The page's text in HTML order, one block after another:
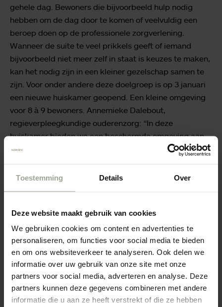
Toestemming Details Over
Deze website maakt gebruik van cookies
We gebruiken cookies om content en advertenties te
personaliseren, om functies voor social media te bieden
en om ons websiteverkeer te analyseren. Ook delen we
informatie over uw gebruik van onze site met onze
partners voor social media, adverteren en analyse. Deze
partners kunnen deze gegevens combineren met andere
informatie die u aan ze heeft verstrekt of die ze hebben
gehele dag. Bewoners die bijvoorbeeld hulp nodig
hebben om de dag door te komen of veelvuldig een
beroep doen op de professionele zorgverlening.
Wanneer de suite te veel prikkels geeft of iemand
bijvoorbeeld niet meer zelf in staat is keuzes te maken,
kan het nodig zijn in een kleiner gezelschap samen te
zijn. Voor onder andere deze doelgroep is op 3 januari
een nieuwe huiskamer geopend. Een kleine omgeving
voor 8 à 9 bewoners. Annemieke Dalebout,
regieverpleegkundige ouderenzorg: “In deze
huiskamer bieden we een beschermde omgeving aan,
waarbij gedurende de dag een zorgmedewerker
De activiteiten van de huiskamer zijn grotendeels
aardappels schillen horen er bij.”.
Passende zorg
Annemieke sluit af: “Door deze uitbreiding van onze
zorgverlening gaan wij ervan uit dat wij nog meer
passende zorg kunnen leveren aan de mensen die bij